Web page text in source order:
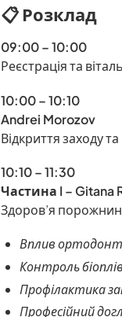
📋 Розклад
09:00 – 10:00
Реєстрація та
10:00 – 10:10
Andrei Morozov
Відкриття заходу
10:10 – 11:30
Частина I – Gitana
Здоров’я
Вплив
Контроль
Профілактика
Професійний